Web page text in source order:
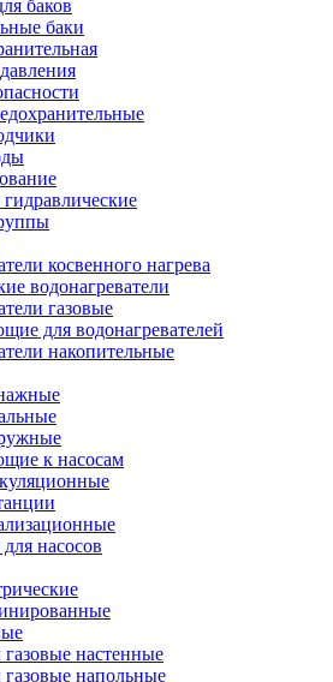
баков
баки
косвенного нагрева
водонагреватели
газовые
для водонагревателей
накопительные
к насосам
насосов
настенные
напольные